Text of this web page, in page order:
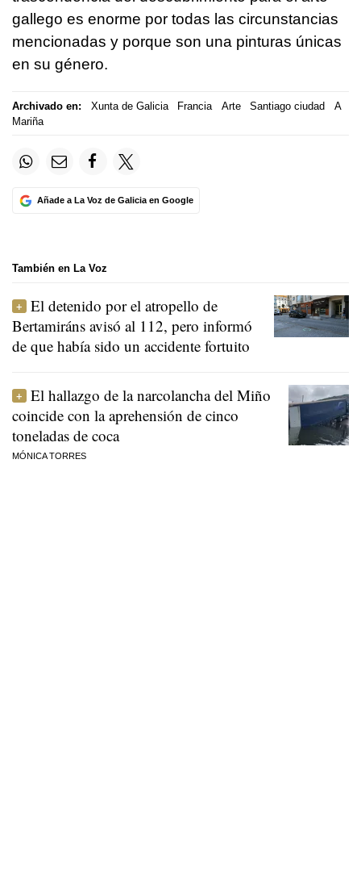
gallego es enorme por todas las circunstancias
mencionadas y porque son una pinturas únicas
en su género.
Archivado en: Xunta de Galicia Francia Arte Santiago ciudad
A
Mariña
Añade a La Voz de Galicia en Google
También en La Voz
El detenido por el atropello de
Bertamiráns avisó al 112, pero informó
de que había sido un accidente fortuito
El hallazgo de la narcolancha del Miño
coincide con la aprehensión de cinco
toneladas de coca
MÓNICA TORRES